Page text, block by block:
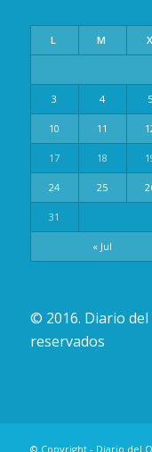
L M X
« Jul
3 4 5
10 11
17 18
24 25
31
© 2016. Diario
reservados
© Copyright - Diario del